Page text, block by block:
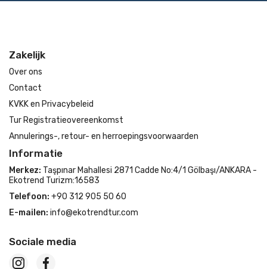
Zakelijk
Over ons
Contact
KVKK en Privacybeleid
Tur Registratieovereenkomst
Annulerings-, retour- en herroepingsvoorwaarden
Informatie
Merkez: Taşpınar Mahallesi 2871 Cadde No:4/1 Gölbaşı/ANKARA -
Ekotrend Turizm:16583
Telefoon: +90 312 905 50 60
E-mailen: info@ekotrendtur.com
Sociale media